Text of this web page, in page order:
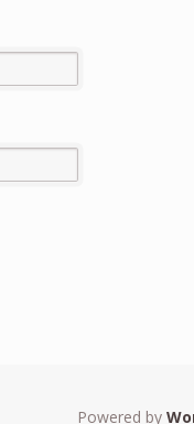
Powered by